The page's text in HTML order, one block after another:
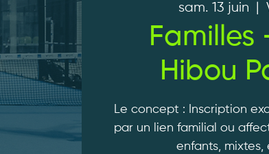
sam. 13 juin
Hibou
Le concept : Inscription
par un lien familial ou
enfants, mixtes,